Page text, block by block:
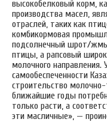
высокобелковый корм,
производства масел,
отраслей, таких как
комбикормовая
подсолнечный шрот/
птицы, а рапсовый
молочного направления.
самообеспеченности
строительство
ближайшие годы
только расти, а
эти масличные», —